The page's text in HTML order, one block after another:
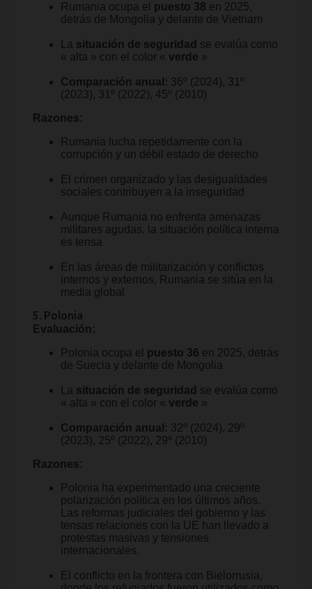
Rumania ocupa el puesto 38 en 2025,
detrás de Mongolia y delante de Vietnam
La situación de seguridad se evalúa como
« alta » con el color « verde »
Comparación anual: 36º (2024), 31º
(2023), 31º (2022), 45º (2010)
Razones:
Rumania lucha repetidamente con la
corrupción y un débil estado de derecho
El crimen organizado y las desigualdades
sociales contribuyen a la inseguridad
Aunque Rumania no enfrenta amenazas
militares agudas, la situación política interna
es tensa
En las áreas de militarización y conflictos
internos y externos, Rumania se sitúa en la
media global
5. Polonia
Evaluación:
Polonia ocupa el puesto 36 en 2025, detrás
de Suecia y delante de Mongolia
La situación de seguridad se evalúa como
« alta » con el color « verde »
Comparación anual: 32º (2024), 29º
(2023), 25º (2022), 29º (2010)
Razones:
Polonia ha experimentado una creciente
polarización política en los últimos años.
Las reformas judiciales del gobierno y las
tensas relaciones con la UE han llevado a
protestas masivas y tensiones
internacionales.
El conflicto en la frontera con Bielorrusia,